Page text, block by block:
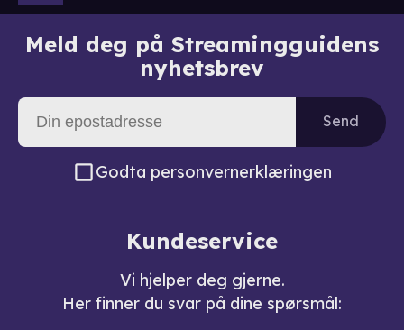
Meld deg på Streamingguidens
nyhetsbrev
Send
Godta personvernerklæringen
Kundeservice
Vi hjelper deg gjerne.
Her finner du svar på dine spørsmål: